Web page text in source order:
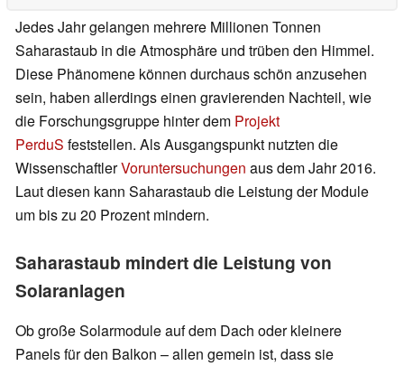
Jedes Jahr gelangen mehrere Millionen Tonnen
Saharastaub in die Atmosphäre und trüben den Himmel.
Diese Phänomene können durchaus schön anzusehen
sein, haben allerdings einen gravierenden Nachteil, wie
die Forschungsgruppe hinter dem Projekt
PerduS feststellen. Als Ausgangspunkt nutzten die
WissenschaftlerVoruntersuchungen aus dem Jahr 2016.
Laut diesen kann Saharastaub die Leistung der Module
um bis zu 20 Prozent mindern.
Saharastaub mindert die Leistung von
Solaranlagen
Ob große Solarmodule auf dem Dach oder kleinere
Panels für den Balkon – allen gemein ist, dass sie